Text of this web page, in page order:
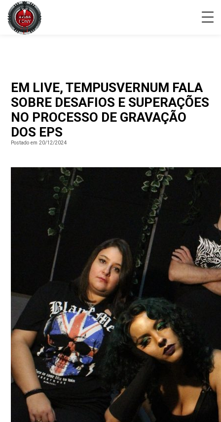
EM LIVE, TEMPUSVERNUM FALA
SOBRE DESAFIOS E SUPERAÇÕES
NO PROCESSO DE GRAVAÇÃO
DOS EPS
Postado em 20/12/2024